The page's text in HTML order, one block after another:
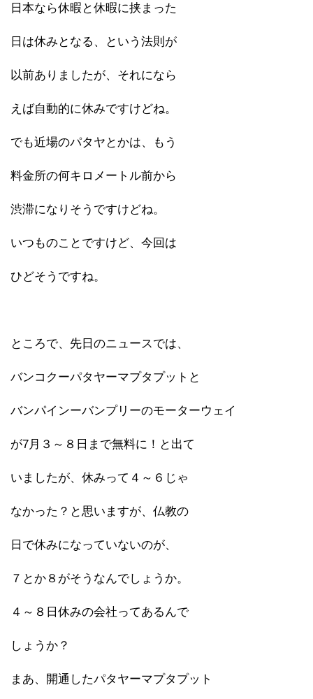
日本なら休暇と休暇に挟まった
日は休みとなる、という法則が
以前ありましたが、それになら
えば自動的に休みですけどね。
でも近場のパタヤとかは、もう
料金所の何キロメートル前から
渋滞になりそうですけどね。
いつものことですけど、今回は
ひどそうですね。
ところで、先日のニュースでは、
バンコクーパタヤーマプタプットと
バンパインーバンプリーのモーターウェイ
が7月３～８日まで無料に！と出て
いましたが、休みって４～６じゃ
なかった？と思いますが、仏教の
日で休みになっていないのが、
７とか８がそうなんでしょうか。
４～８日休みの会社ってあるんで
しょうか？
まあ、開通したパタヤーマプタプット